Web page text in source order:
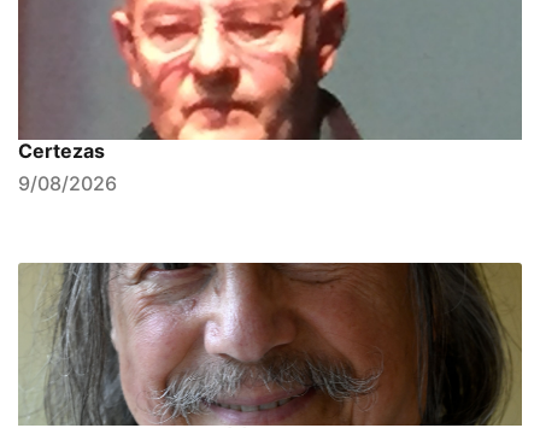
Certezas
9/08/2026